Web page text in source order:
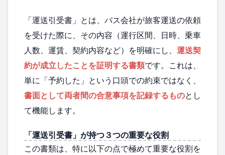
「運送引受書」とは、バス会社が旅客運送の依頼
を受けた際に、その内容（運行区間、日時、乗車
人数、運賃、契約内容など）を明確にし、 運送契
約が成立したことを証明する書類です。これは、
単に「予約した」という口頭での約束ではなく、
書面として両者間の合意事項を記録するものとし
て機能します。
「運送引受書」が持つ３つの重要な役割
この書類は、特に以下の点で極めて重要な役割を